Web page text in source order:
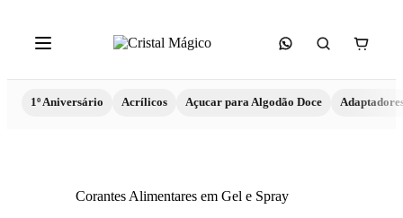
1º Aniversário Acrílicos Açucar para Algodão Doce
Corantes Alimentares em Gel e Spray